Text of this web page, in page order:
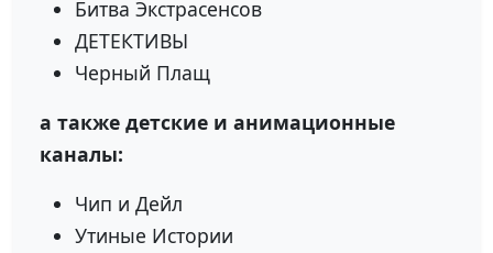
Битва Экстрасенсов
ДЕТЕКТИВЫ
Черный Плащ
а также детские и анимационные
каналы:
Чип и Дейл
Утиные Истории